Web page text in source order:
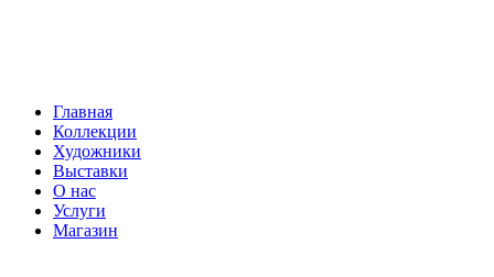
Главная
Коллекции
Художники
Выставки
О нас
Услуги
Магазин